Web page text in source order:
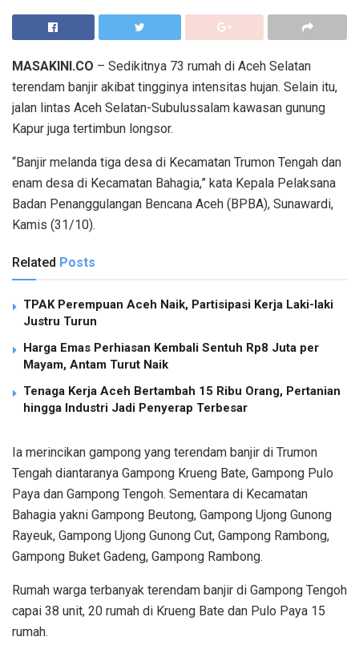
MASAKINI.CO – Sedikitnya 73 rumah di Aceh Selatan
terendam banjir akibat tingginya intensitas hujan. Selain itu,
jalan lintas Aceh Selatan-Subulussalam kawasan gunung
Kapur juga tertimbun longsor.
“Banjir melanda tiga desa di Kecamatan Trumon Tengah dan
enam desa di Kecamatan Bahagia,” kata Kepala Pelaksana
Badan Penanggulangan Bencana Aceh (BPBA), Sunawardi,
Kamis (31/10).
Related Posts
TPAK Perempuan Aceh Naik, Partisipasi Kerja Laki-laki
Justru Turun
Harga Emas Perhiasan Kembali Sentuh Rp8 Juta per
Mayam, Antam Turut Naik
Tenaga Kerja Aceh Bertambah 15 Ribu Orang, Pertanian
hingga Industri Jadi Penyerap Terbesar
Ia merincikan gampong yang terendam banjir di Trumon
Tengah diantaranya Gampong Krueng Bate, Gampong Pulo
Paya dan Gampong Tengoh. Sementara di Kecamatan
Bahagia yakni Gampong Beutong, Gampong Ujong Gunong
Rayeuk, Gampong Ujong Gunong Cut, Gampong Rambong,
Gampong Buket Gadeng, Gampong Rambong.
Rumah warga terbanyak terendam banjir di Gampong Tengoh
capai 38 unit, 20 rumah di Krueng Bate dan Pulo Paya 15
rumah.